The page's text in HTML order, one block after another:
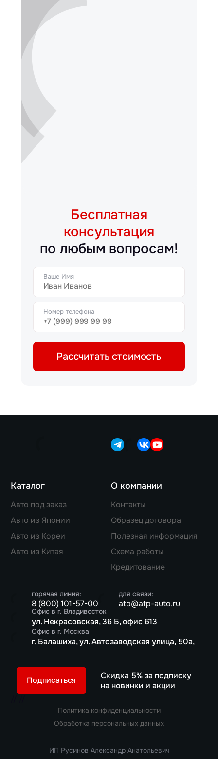
Бесплатная
консультация
по любым вопросам!
Ваше Имя
Номер телефона
Рассчитать стоимость
Каталог
Авто под заказ
Авто из Японии
Авто из Кореи
Авто из Китая
О компании
Контакты
Образец договора
Полезная информация
Схема работы
Кредитование
горячая линия:
8 (800) 101-57-00
для связи:
atp@atp-auto.ru
Офис в г. Владивосток
ул. Некрасовская, 36 Б, офис 613
Офис в г. Москва
г. Балашиха, ул. Автозаводская улица, 50а,
Скидка 5% за подписку
на новинки и акции
Подписаться
Политика конфиденциальности
Обработка персональных данных
ИП Русинов Александр Анатольевич